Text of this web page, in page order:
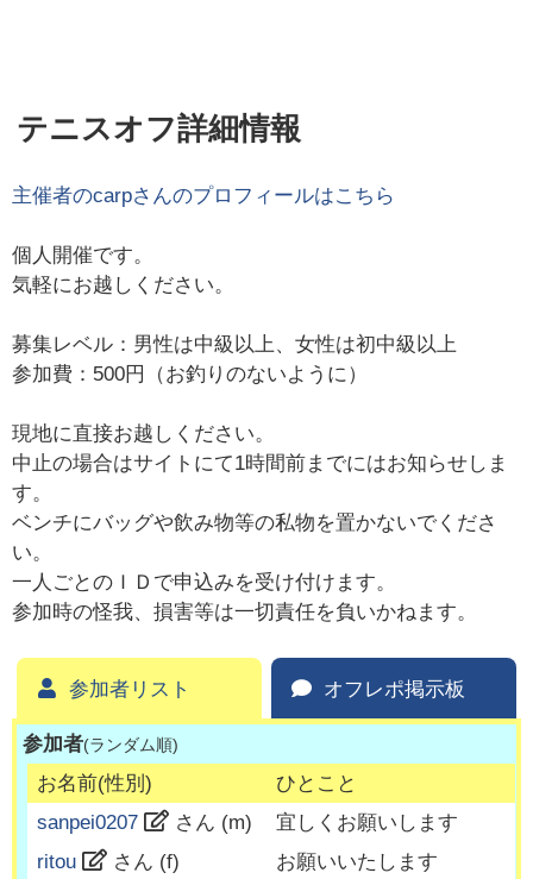
テニスオフ詳細情報
主催者のcarpさんのプロフィールはこちら
個人開催です。
気軽にお越しください。
募集レベル：男性は中級以上、女性は初中級以上
参加費：500円（お釣りのないように）
現地に直接お越しください。
中止の場合はサイトにて1時間前までにはお知らせしま
す。
ベンチにバッグや飲み物等の私物を置かないでくださ
い。
一人ごとのＩＤで申込みを受け付けます。
参加時の怪我、損害等は一切責任を負いかねます。
参加者リスト オフレポ掲示板
参加者(ランダム順)
お名前(性別)
ひとこと
sanpei0207
さん (m)
宜しくお願いします
ritou
さん (f) お願いいたします